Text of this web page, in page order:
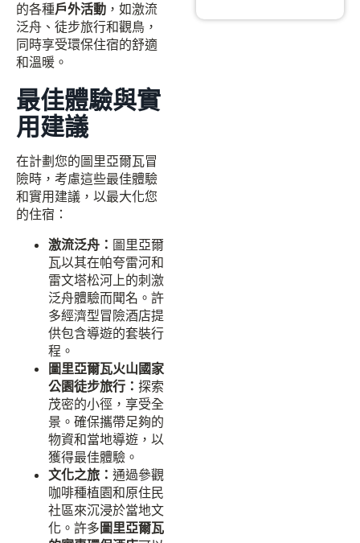
的各種戶外活動 ，如激流
泛舟、徒步旅行和觀鳥，
同時享受環保住宿的舒適
和溫暖。
最佳體驗與實
用建議
在計劃您的圖里亞爾瓦冒
險時，考慮這些最佳體驗
和實用建議，以最大化您
的住宿：
激流泛舟： 圖里亞爾
瓦以其在帕夸雷河和
雷文塔松河上的刺激
泛舟體驗而聞名。許
多經濟型冒險酒店提
供包含導遊的套裝行
程。
圖里亞爾瓦火山國家
公園徒步旅行： 探索
茂密的小徑，享受全
景。確保攜帶足夠的
物資和當地導遊，以
獲得最佳體驗。
文化之旅： 通過參觀
咖啡種植園和原住民
社區來沉浸於當地文
化。許多 圖里亞爾瓦